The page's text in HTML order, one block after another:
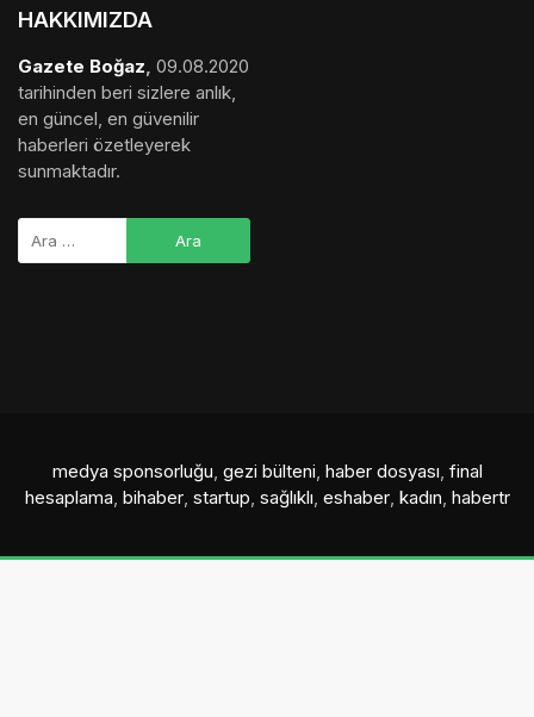
HAKKIMIZDA
Gazete Boğaz, 09.08.2020
tarihinden beri sizlere anlık,
en güncel, en güvenilir
haberleri özetleyerek
sunmaktadır.
medya sponsorluğu, gezi bülteni, haber dosyası, final
hesaplama, bihaber, startup, sağlıklı, eshaber, kadın, habertr